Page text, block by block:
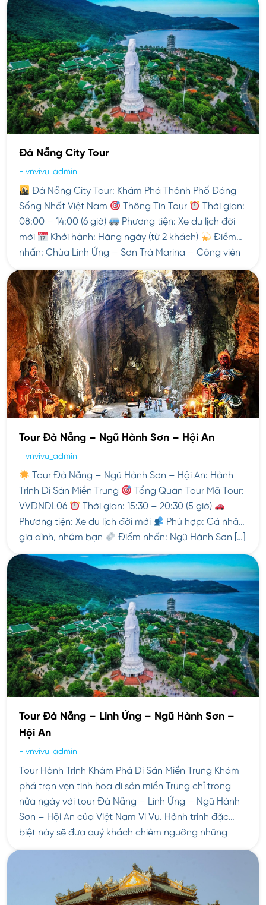
Đà Nẵng City Tour
- vnvivu_admin
Đà Nẵng City Tour: Khám Phá Thành Phố Đáng
Sống Nhất Việt Nam
Thông Tin Tour
Thời gian:
08:00 – 14:00 (6 giờ)
Phương tiện: Xe du lịch đời
mới
Khởi hành: Hàng ngày (từ 2 khách)
Điểm
nhấn: Chùa Linh Ứng – Sơn Trà Marina – Công viên
[…]
Tour Đà Nẵng – Ngũ Hành Sơn – Hội An
- vnvivu_admin
Tour Đà Nẵng – Ngũ Hành Sơn – Hội An: Hành
Trình Di Sản Miền Trung
Tổng Quan Tour Mã Tour:
VVDNDL06
Thời gian: 15:30 – 20:30 (5 giờ)
Phương tiện: Xe du lịch đời mới
Phù hợp: Cá nhân,
gia đình, nhóm bạn
Điểm nhấn: Ngũ Hành Sơn […]
Tour Đà Nẵng – Linh Ứng – Ngũ Hành Sơn –
Hội An
- vnvivu_admin
Tour Hành Trình Khám Phá Di Sản Miền Trung Khám
phá trọn vẹn tinh hoa di sản miền Trung chỉ trong
nửa ngày với tour Đà Nẵng – Linh Ứng – Ngũ Hành
Sơn – Hội An của Việt Nam Vi Vu. Hành trình đặc
biệt này sẽ đưa quý khách chiêm ngưỡng những
công […]